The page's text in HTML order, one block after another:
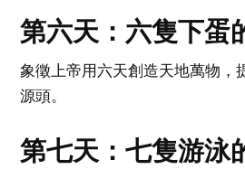
第六天：六隻下蛋
象徵上帝用六天創造天地萬物，
源頭。
第七天：七隻游泳